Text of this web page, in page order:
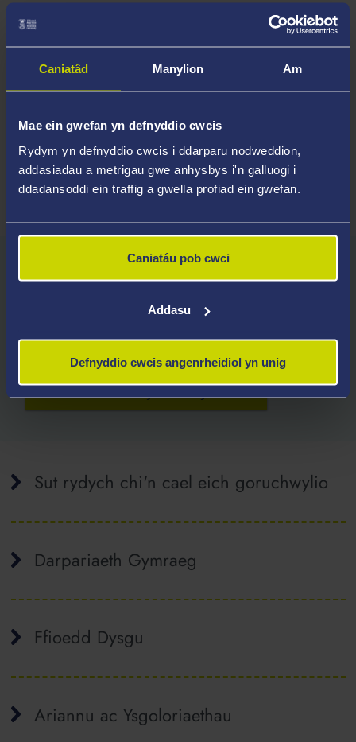
Caniatâd Manylion Am
Mae ein gwefan yn defnyddio cwcis
Rydym yn defnyddio cwcis i ddarparu nodweddion,
addasiadau a metrigau gwe anhysbys i'n galluogi i
ddadansoddi ein traffig a gwella profiad ein gwefan.
Caniatáu pob cwci
Addasu
Defnyddio cwcis angenrheidiol yn unig
seminarau adrannol, ac yng nghynhadledd Coleg y
Celfyddydau a'r Dyniaethau i Ôl-raddedigion.
Mae'n bosibl y cewch gyfle hefyd i addysgu tiwtorialau
a seminarau i israddedigion o'r ail flwyddyn, a chewch
hyfforddiant a thâl am wneud hynny. Darperir cymorth
mwyn mynychu cynadleddau neu gynnal
gweithgareddau ymchwil nad ydynt yn Abertawe.
Gofynion Mynediad
Bydd y Brifysgol yn ystyried ceisiadau gan fyfyrwyr
Sut rydych chi'n cael eich goruchwylio
Darpariaeth Gymraeg
Ffioedd Dysgu
Ariannu ac Ysgoloriaethau